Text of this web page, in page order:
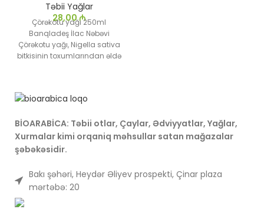
Təbii Yağlar
28,00₼
Çörəkotu yağı 250ml
Banqladeş İlac Nəbəvi
Çörəkotu yağı, Nigella sativa
bitkisinin toxumlarından əldə
faydaları ilə istifadə olunan
tərkibi və müalicəvi
xüsusiyyətləri ilə tanınır.
BİOARABİCA: Təbii otlar, Çaylar, Ədviyyatlar, Yağlar,
Xurmalar kimi orqaniq məhsullar satan mağazalar
şəbəkəsidir.
Bakı şəhəri, Heydər Əliyev prospekti, Çinar plaza
mərtəbə: 20